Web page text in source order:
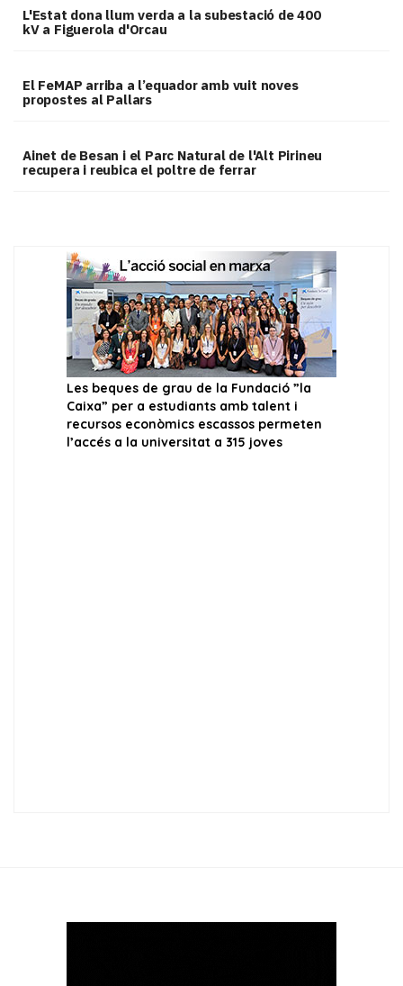
L'Estat dona llum verda a la subestació de 400
kV a Figuerola d'Orcau
El FeMAP arriba a l’equador amb vuit noves
propostes al Pallars
Ainet de Besan i el Parc Natural de l'Alt Pirineu
recupera i reubica el poltre de ferrar